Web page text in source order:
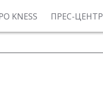
KNESS ПРЕС-ЦЕНТР